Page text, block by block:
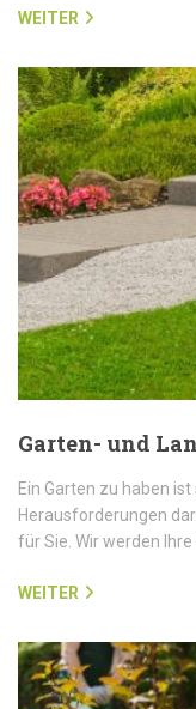
WEITER
Garten- und
Ein Garten zu haben
Herausforderungen
für Sie. Wir werden
WEITER